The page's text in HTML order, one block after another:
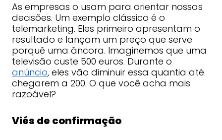
As empresas o usam para orientar nossas
decisões. Um exemplo clássico é o
telemarketing. Eles primeiro apresentam o
resultado e lançam um preço que serve
porquê uma âncora. Imaginemos que uma
televisão custe 500 euros. Durante o
anúncio, eles vão diminuir essa quantia até
chegarem a 200. O que você acha mais
razoável?
Viés de confirmação